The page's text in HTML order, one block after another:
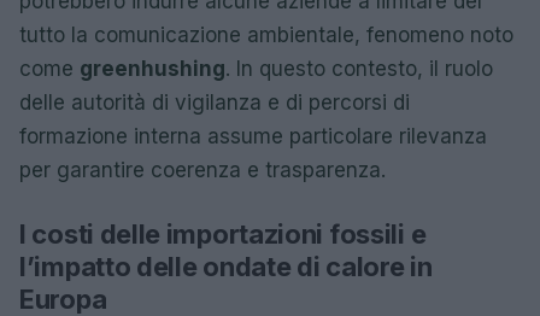
tutto la comunicazione ambientale, fenomeno noto
come greenhushing. In questo contesto, il ruolo
delle autorità di vigilanza e di percorsi di
formazione interna assume particolare rilevanza
per garantire coerenza e trasparenza.
I costi delle importazioni fossili e
l’impatto delle ondate di calore in
Europa